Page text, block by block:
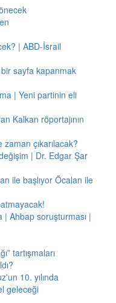
| ABD-İsrail
bir sayfa kapanmak
| Yeni partinin eli
Kalkan röportajının
çıkarılacak?
| Dr. Edgar Şar
ile başlıyor Öcalan ile
| Ahbap soruşturması |
tartışmaları
10. yılında
geleceği